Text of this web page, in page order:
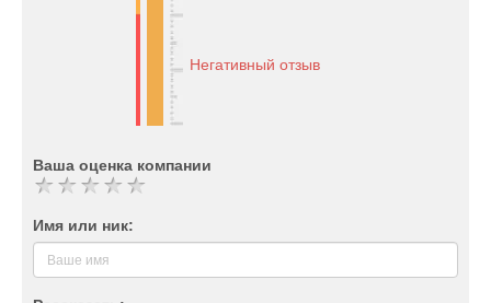
Негативный отзыв
Ваша оценка компании
Имя или ник: